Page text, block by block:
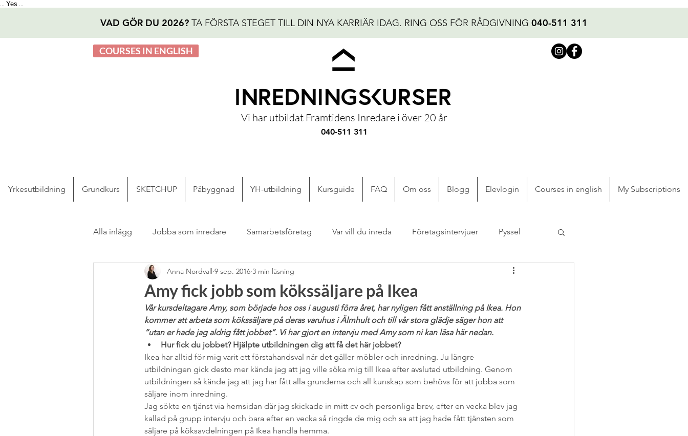
Yes
VAD GÖR DU 2026? TA FÖRSTA STEGET TILL DIN NYA KARRIÄR IDAG. RING OSS FÖR RÅDGIVNING 040-511 311
COURSES IN ENGLISH
Vi har utbildat Framtidens Inredare i över 20 år
040-511 311
Yrkesutbildning Grundkurs SKETCHUP Påbyggnad YH-utbildning Kursguide FAQ Om oss Blogg Elevlogin Courses in english My Subscriptions
Alla inlägg Jobba som inredare Samarbetsföretag Var vill du inreda Företagsintervjuer Pyssel
Rörstrand Samarbete Samarbetspartner
stilblandning Stockholmsmässan stringhylla Svenskt Tenn Tapet Tapeter Tävling
Textil &amp; gardin Tips &amp; tricks för inredare trädgård Uncategorized
Utlandsstudier Vardagsrum
Amy fick jobb som kökssäljare på Ikea
Anna Nordvall 9 sep. 2016 3 min läsning
Vår kursdeltagare Amy, som började hos oss i augusti förra året, har nyligen fått anställning på Ikea. Hon
kommer att arbeta som kökssäljare på deras varuhus i Älmhult och till vår stora glädje säger hon att
“utan er hade jag aldrig fått jobbet”. Vi har gjort en intervju med Amy som ni kan läsa här nedan.
Hur fick du jobbet? Hjälpte utbildningen dig att få det här jobbet?
Ikea har alltid för mig varit ett förstahandsval när det gäller möbler och inredning. Ju längre
utbildningen gick desto mer kände jag att jag ville söka mig till Ikea efter avslutad utbildning. Genom
utbildningen så kände jag att jag har fått alla grunderna och all kunskap som behövs för att jobba som
säljare inom inredning.
Jag sökte en tjänst via hemsidan där jag skickade in mitt cv och personliga brev, efter en vecka blev jag
kallad på grupp intervju och bara efter en vecka så ringde de mig och sa att jag hade fått tjänsten som
säljare på köksavdelningen på Ikea handla hemma.